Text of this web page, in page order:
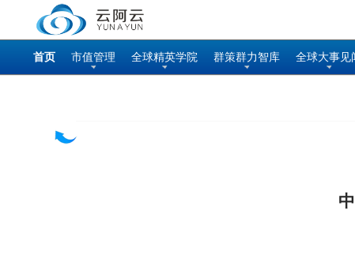
首页 市值管理 全球精英学院 群策群力智库 全球大事见